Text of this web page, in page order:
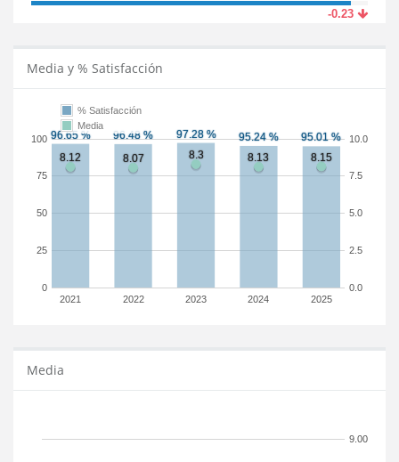
-0.23
Media y % Satisfacción
2021 2022 2023 2024 2025
0
25
50
75
100
0.0
2.5
5.0
7.5
10.0
% Satisfacción
Media
Media
9.00